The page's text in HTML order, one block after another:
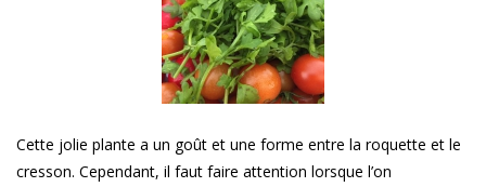
Cette jolie plante a un goût et une forme entre la roquette et le
cresson. Cependant, il faut faire attention lorsque l’on